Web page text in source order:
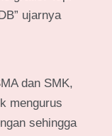
ujarnya
dan SMK,
mengurus
sehingga